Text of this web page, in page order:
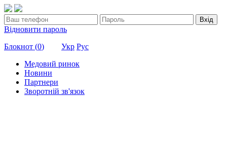
Вхід
Відновити пароль
Блокнот (0) Укр Рус
Медовий ринок
Новини
Партнери
Зворотній зв'язок